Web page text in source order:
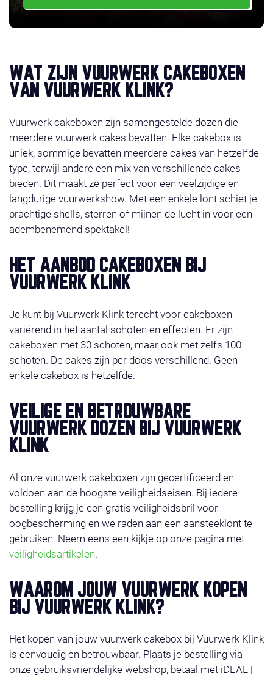
WAT ZIJN VUURWERK CAKEBOXEN
VAN VUURWERK KLINK?
Vuurwerk cakeboxen zijn samengestelde dozen die
meerdere vuurwerk cakes bevatten. Elke cakebox is
uniek, sommige bevatten meerdere cakes van hetzelfde
type, terwijl andere een mix van verschillende cakes
bieden. Dit maakt ze perfect voor een veelzijdige en
langdurige vuurwerkshow. Met een enkele lont schiet je
prachtige shells, sterren of mijnen de lucht in voor een
adembenemend spektakel!
HET AANBOD CAKEBOXEN BIJ
VUURWERK KLINK
Je kunt bij Vuurwerk Klink terecht voor cakeboxen
variërend in het aantal schoten en effecten. Er zijn
cakeboxen met 30 schoten, maar ook met zelfs 100
schoten. De cakes zijn per doos verschillend. Geen
enkele cakebox is hetzelfde.
VEILIGE EN BETROUWBARE
VUURWERK DOZEN BIJ VUURWERK
KLINK
Al onze vuurwerk cakeboxen zijn gecertificeerd en
voldoen aan de hoogste veiligheidseisen. Bij iedere
bestelling krijg je een gratis veiligheidsbril voor
oogbescherming en we raden aan een aansteeklont te
gebruiken. Neem eens een kijkje op onze pagina met
veiligheidsartikelen.
WAAROM JOUW VUURWERK KOPEN
BIJ VUURWERK KLINK?
Het kopen van jouw vuurwerk cakebox bij Vuurwerk Klink
is eenvoudig en betrouwbaar. Plaats je bestelling via
onze gebruiksvriendelijke webshop, betaal met iDEAL |